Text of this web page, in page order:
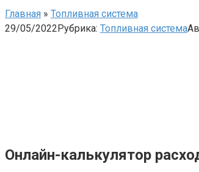
Главная » Топливная система
29/05/2022Рубрика: Топливная система
Онлайн-калькулятор